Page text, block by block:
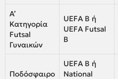
Α’
Κατηγορία
Futsal
Γυναικών
UEFA B ή
UEFA Futsal
B
Ποδόσφαιρο
UEFA B ή
National